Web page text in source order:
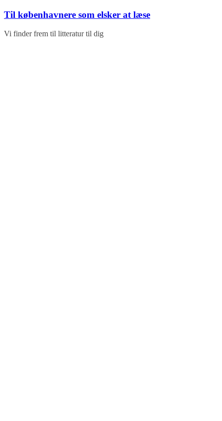
Skip
content
Til københavnere som elsker at læse
Vi finder frem til litteratur til dig